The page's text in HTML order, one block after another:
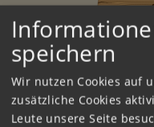
speichern
Wir nutzen Cookies auf
zusätzliche Cookies
Leute unsere Seite